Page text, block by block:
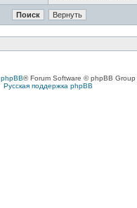
phpBB® Forum Software © phpBB Group
Русская поддержка phpBB